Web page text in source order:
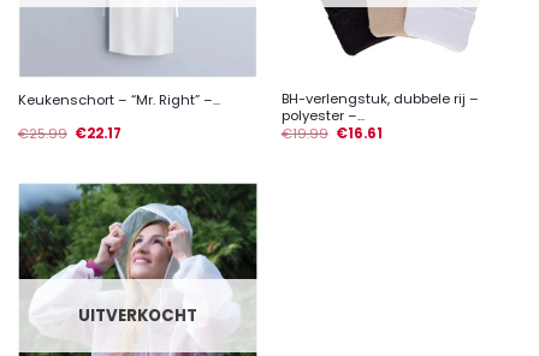
Keukenschort – “Mr. Right” –...
€25.99 €22.17
BH-verlengstuk, dubbele rij –
polyester –...
€19.99 €16.61
UITVERKOCHT